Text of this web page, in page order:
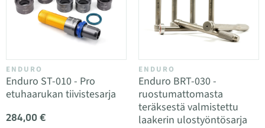
ENDURO
Enduro ST-010 - Pro
etuhaarukan tiivistesarja
284,00 €
ENDURO
Enduro BRT-030 -
ruostumattomasta
teräksestä valmistettu
laakerin ulostyöntösarja